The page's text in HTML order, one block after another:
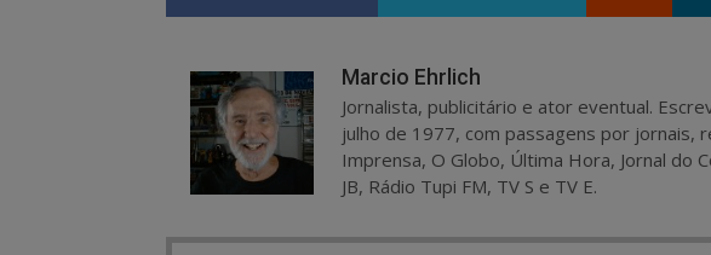
Marcio Ehrlich
Jornalista, publicitário e ator eventual.
julho de 1977, com passagens por jornais,
Imprensa, O Globo, Última Hora, Jornal do
JB, Rádio Tupi FM, TV S e TV E.